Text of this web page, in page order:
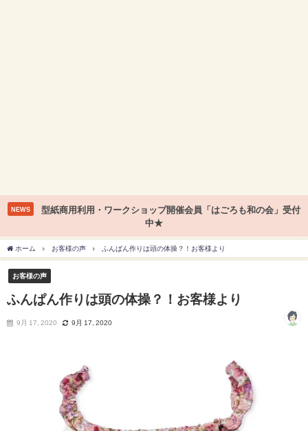
NEWS
型紙商用利用・ワークショップ開催会員「はごろも和の会」受付
中★
ホーム お客様の声 ふんぱん作りは頭の体操？！お客様より
お客様の声
ふんぱん作りは頭の体操？！お客様より
9月 17, 2020 9月 17, 2020